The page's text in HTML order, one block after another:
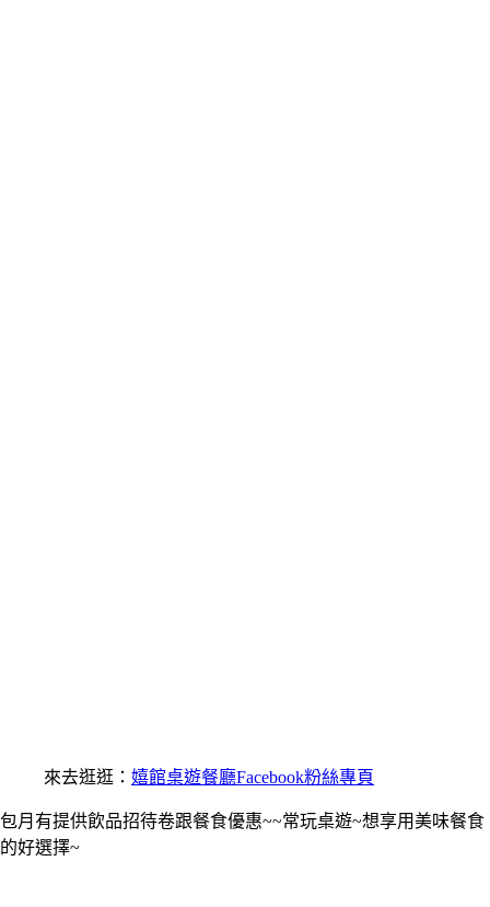
來去逛逛： 嬉館桌遊餐廳Facebook粉絲專頁
包月有提供飲品招待卷跟餐食優惠~~常玩桌遊~想享用美味餐食
的好選擇~